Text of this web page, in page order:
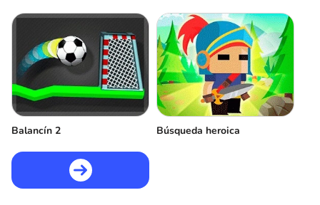
Balancín 2 Búsqueda heroica